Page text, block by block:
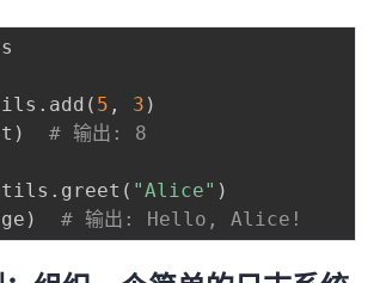
. add ( 5 , 3 )
) # 输出: 8
. greet ( "Alice" )
) # 输出: Hello, Alice!